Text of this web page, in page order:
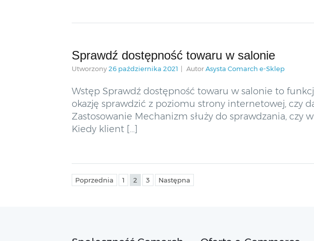
Sprawdź dostępność towaru w salonie
Utworzony26 października 2021 AutorAsysta Comarch e-Sklep
Wstęp Sprawdź dostępność towaru w salonie to
okazję sprawdzić z poziomu strony internetowej, czy
Zastosowanie Mechanizm służy do sprawdzania, czy
Kiedy klient […]
Poprzednia 1 2 3 Następna